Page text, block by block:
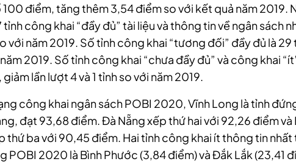
điểm, tăng thêm 3,54 điểm so với kết quả năm 2019.
công khai “đầy đủ” tài liệu và thông tin về ngân sách
với năm 2019. Số tỉnh công khai “tương đối” đầy đủ là 29
2019. Số tỉnh công khai “chưa đầy đủ” và công khai
giảm lần lượt 4 và 1 tỉnh so với năm 2019.
công khai ngân sách POBI 2020, Vĩnh Long là tỉnh
đạt 93,68 điểm. Đà Nẵng xếp thứ hai với 92,26 điểm và
thứ ba với 90,45 điểm. Hai tỉnh công khai ít thông tin
POBI 2020 là Bình Phước (3,84 điểm) và Đắk Lắk (23,41